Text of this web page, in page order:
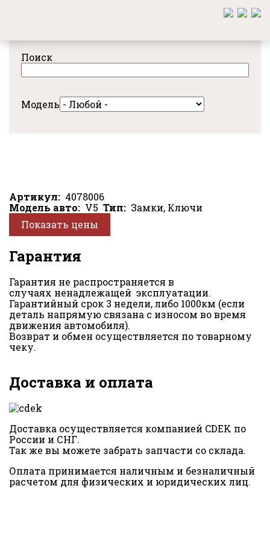
содержанию
Поиск
Модель
Артикул
4078006
Модель авто
V5 Тип
Замки, Ключи
Показать цены
Гарантия
Гарантия не распространяется в
случаях ненадлежащей эксплуатации.
Гарантийный срок 3 недели, либо 1000км (если
деталь напрямую связана с износом во время
движения автомобиля).
Возврат и обмен осуществляется по товарному
чеку.
Доставка и оплата
Доставка осуществляется компанией CDEK по
России и СНГ.
Так же вы можете забрать запчасти со склада.
Оплата принимается наличным и безналичный
расчетом для физических и юридических лиц.